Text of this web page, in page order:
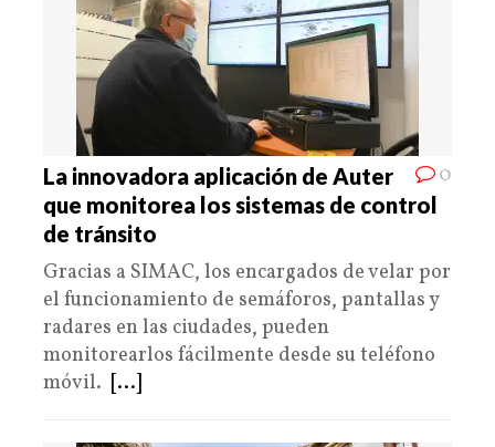
0
La innovadora aplicación de Auter
que monitorea los sistemas de control
de tránsito
Gracias a SIMAC, los encargados de velar por
el funcionamiento de semáforos, pantallas y
radares en las ciudades, pueden
monitorearlos fácilmente desde su teléfono
móvil. [...]